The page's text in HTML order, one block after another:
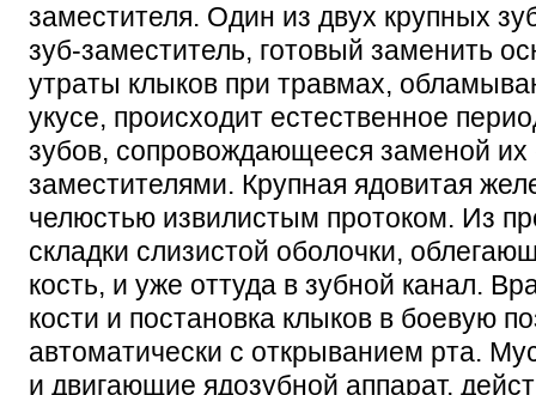
заместителя. Один из двух крупных
зуб-заместитель, готовый заменить
утраты клыков при травмах,
укусе, происходит естественное
зубов, сопровождающееся заменой
заместителями. Крупная ядовитая
челюстью извилистым протоком. Из
складки слизистой оболочки,
кость, и уже оттуда в зубной канал.
кости и постановка клыков в боевую
автоматически с открыванием рта.
и двигающие ядозубной аппарат,